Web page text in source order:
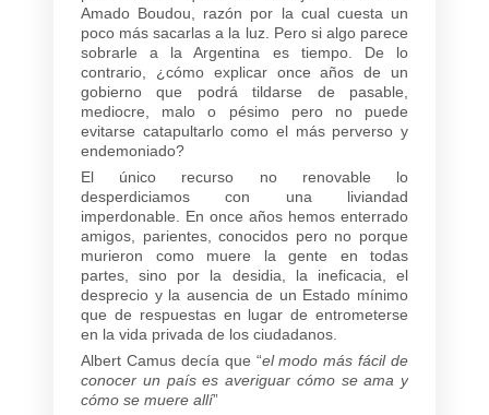
Amado Boudou, razón por la cual cuesta un
poco más sacarlas a la luz. Pero si algo parece
sobrarle a la Argentina es tiempo. De lo
contrario, ¿cómo explicar once años de un
gobierno que podrá tildarse de pasable,
mediocre, malo o pésimo pero no puede
evitarse catapultarlo como el más perverso y
endemoniado?
El único recurso no renovable lo
desperdiciamos con una liviandad
imperdonable. En once años hemos enterrado
amigos, parientes, conocidos pero no porque
murieron como muere la gente en todas
partes, sino por la desidia, la ineficacia, el
desprecio y la ausencia de un Estado mínimo
que de respuestas en lugar de entrometerse
en la vida privada de los ciudadanos.
Albert Camus decía que “el modo más fácil de
conocer un país es averiguar cómo se ama y
cómo se muere allí”